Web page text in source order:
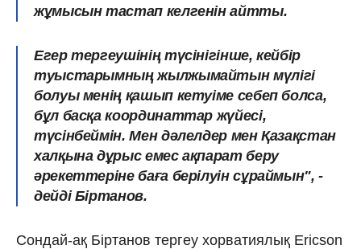
жұмысын тастап келгенін айтты.
Егер тергеушінің түсінігінше, кейбір
туыстарымның жылжымайтын мүлігі
болуы менің қашып кетуіме себеп болса,
бұл басқа координаттар жүйесі,
түсінбеймін. Мен дәлелдер мен Қазақстан
халқына дұрыс емес ақпарат беру
әрекеттеріне баға берілуін сұраймын", -
дейді Біртанов.
Сондай-ақ Біртанов тергеу хорватиялық Ericson